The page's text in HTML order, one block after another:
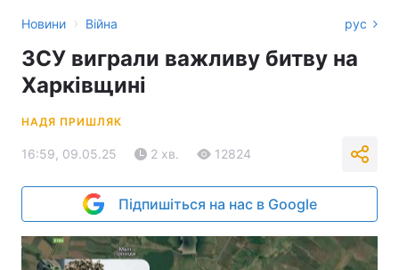
Новини › Війна рус
ЗСУ виграли важливу битву на
Харківщині
НАДЯ ПРИШЛЯК
16:59, 09.05.25 2 хв. 12824
Підпишіться на нас в Google